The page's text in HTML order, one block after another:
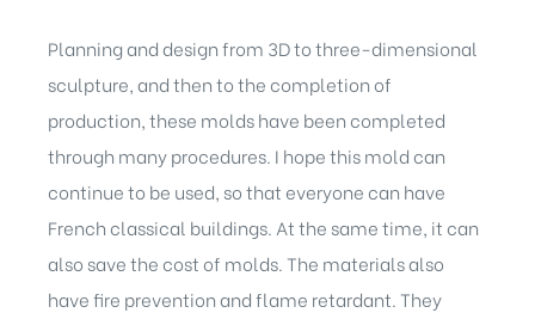
Planning and design from 3D to three-dimensional
sculpture, and then to the completion of
production, these molds have been completed
through many procedures. I hope this mold can
continue to be used, so that everyone can have
French classical buildings. At the same time, it can
also save the cost of molds. The materials also
have fire prevention and flame retardant. They